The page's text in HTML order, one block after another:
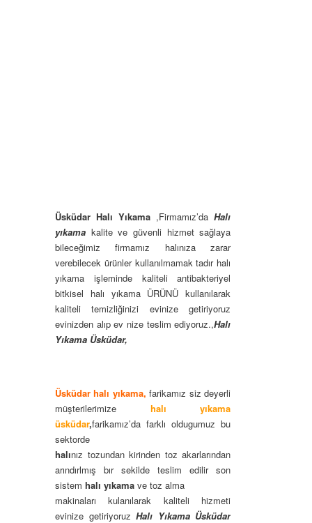
Üsküdar Halı Yıkama ,Firmamız’daHalı
yıkama kalite ve güvenli hizmet sağlaya
bileceğimiz firmamız halınıza zarar
verebilecek ürünler kullanılmamak tadır halı
yıkama işleminde kaliteli antibakteriyel
bitkisel halı yıkama ÜRÜNÜ kullanılarak
kaliteli temizliğinizi evinize getiriyoruz
evinizden alıp ev nize teslim ediyoruz.,Halı
Yıkama Üsküdar,
Üsküdar halı yıkama, farikamız siz deyerli
müşterilerimize halı yıkama
üsküdar,farikamız’da farklı oldugumuz bu
sektorde
halınız tozundan kirinden toz akarlarından
arındırlmış bır sekilde teslim edilir son
sistem halı yıkama ve toz alma
makinaları kulanılarak kaliteli hizmeti
evinize getiriyoruz Halı Yıkama Üsküdar